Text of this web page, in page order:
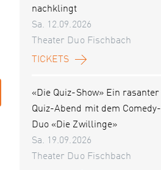
nachklingt
Sa. 12.09.2026
Theater Duo Fischbach
TICKETS
«Die Quiz-Show» Ein rasanter
Quiz-Abend mit dem Comedy-
Duo «Die Zwillinge»
Sa. 19.09.2026
Theater Duo Fischbach